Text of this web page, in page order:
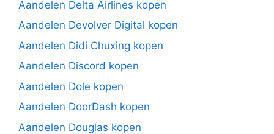
Aandelen Delta Airlines kopen
Aandelen Devolver Digital kopen
Aandelen Didi Chuxing kopen
Aandelen Discord kopen
Aandelen Dole kopen
Aandelen DoorDash kopen
Aandelen Douglas kopen